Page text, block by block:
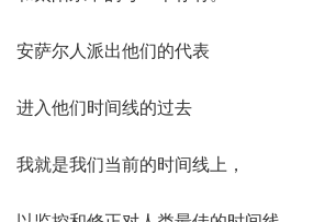
安萨尔人派出他们的代表
进入他们时间线的过去
我就是我们当前的时间线上，